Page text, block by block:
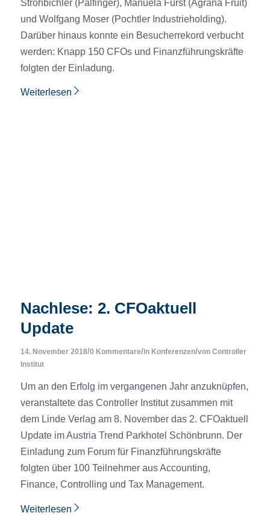
Strohbichler (Palfinger), Manuela Fürst (Agrana Fruit)
und Wolfgang Moser (Pochtler Industrieholding).
Darüber hinaus konnte ein Besucherrekord verbucht
werden: Knapp 150 CFOs und Finanzführungskräfte
folgten der Einladung.
Weiterlesen
Nachlese: 2. CFOaktuell
Update
14. November 2018/0 Kommentare/in Konferenzen/von Controller
Institut
Um an den Erfolg im vergangenen Jahr anzuknüpfen,
veranstaltete das Controller Institut zusammen mit
dem Linde Verlag am 8. November das 2. CFOaktuell
Update im Austria Trend Parkhotel Schönbrunn. Der
Einladung zum Forum für Finanzführungskräfte
folgten über 100 Teilnehmer aus Accounting,
Finance, Controlling und Tax Management.
Weiterlesen